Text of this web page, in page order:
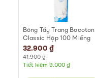
Bông Tẩy Trang Bocoton
Classic Hộp 100 Miếng
Special
Price
32.900 ₫
41.900 ₫
Tiết kiệm 9.000 ₫